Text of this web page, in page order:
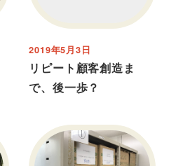
リピート顧客創造ま
で、後一歩？
2019年5月3日